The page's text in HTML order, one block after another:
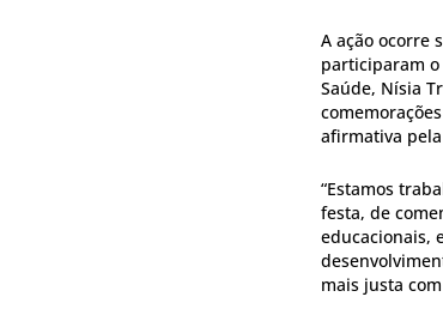
A ação ocorre
participaram
Saúde, Nísia
afirmativa
“Estamos
festa, de
educacionais,
mais justa